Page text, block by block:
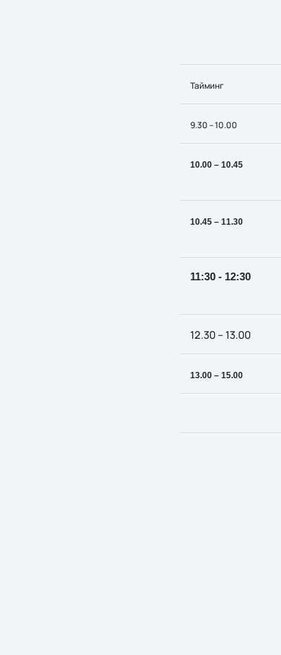
Тайминг
9.30 – 10.00
10.00 – 10.45
10.45 – 11.30
11:30 - 12:30
12.30 – 13.00
13.00 – 15.00